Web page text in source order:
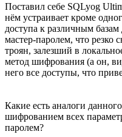
Поставил себе SQLyog
нём устраивает кроме
доступа к различным
мастер-паролем, что резко
троян, залезший в
метод шифрования (а он,
него все доступы, что
Какие есть аналоги
шифрованием всех
паролем?